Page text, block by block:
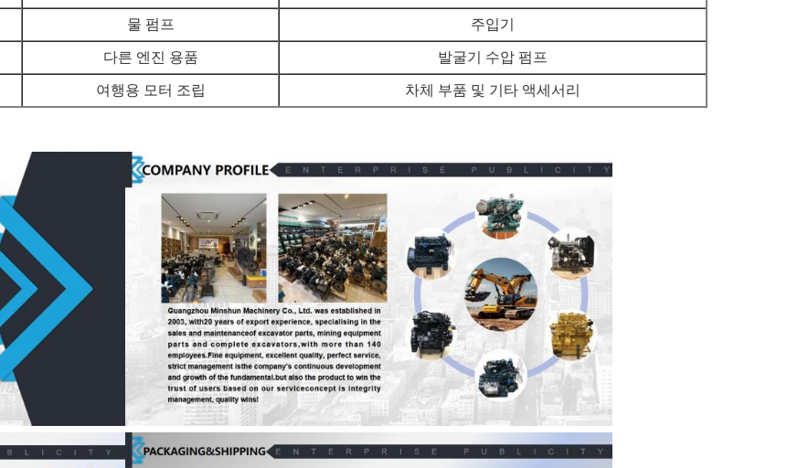
물 펌프 주입기
다른 엔진 용품 발굴기 수압 펌프
여행용 모터 조립 차체 부품 및 기타 액세서리